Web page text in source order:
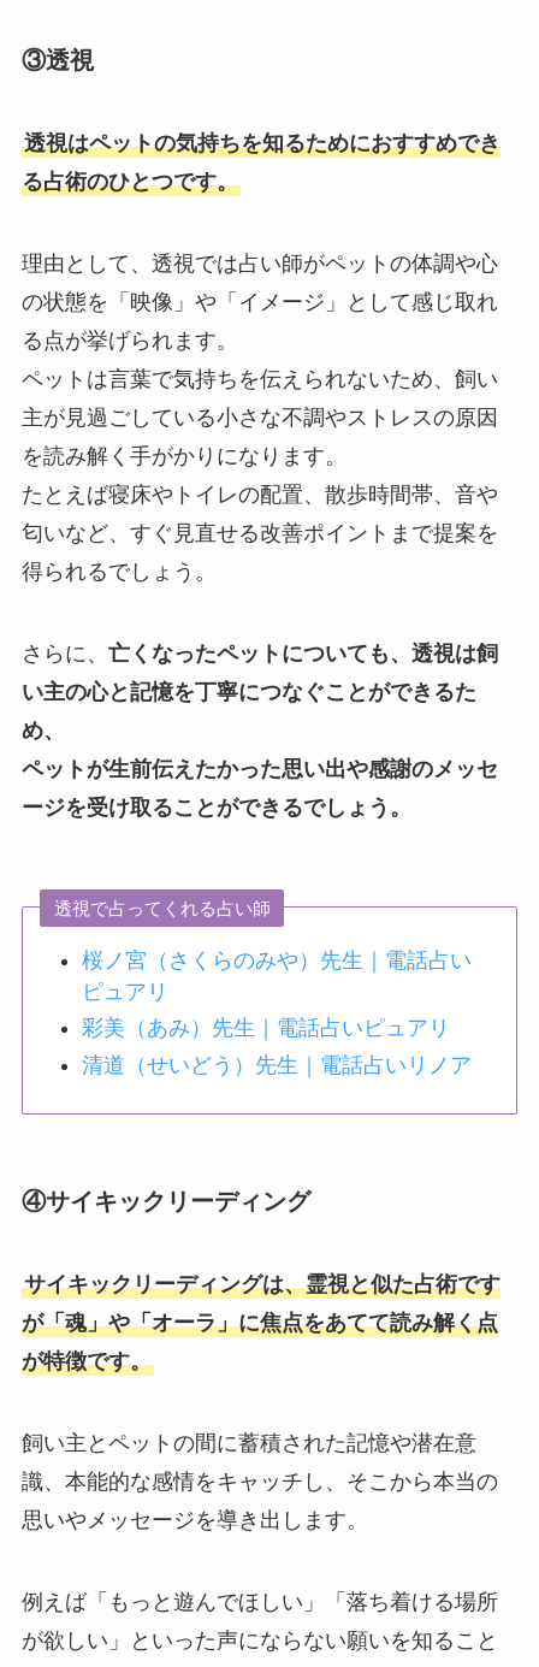
③透視
透視はペットの気持ちを知るためにおすすめでき
る占術のひとつです。
理由として、透視では占い師がペットの体調や心
の状態を「映像」や「イメージ」として感じ取れ
る点が挙げられます。
ペットは言葉で気持ちを伝えられないため、飼い
主が見過ごしている小さな不調やストレスの原因
を読み解く手がかりになります。
たとえば寝床やトイレの配置、散歩時間帯、音や
匂いなど、すぐ見直せる改善ポイントまで提案を
得られるでしょう。
さらに、 亡くなったペットについても、透視は飼
い主の心と記憶を丁寧につなぐことができるた
め、
ペットが生前伝えたかった思い出や感謝のメッセ
ージを受け取ることができるでしょう。
透視で占ってくれる占い師
桜ノ宮（さくらのみや）先生｜電話占い
ピュアリ
彩美（あみ）先生｜電話占いピュアリ
清道（せいどう）先生｜電話占いリノア
④サイキックリーディング
サイキックリーディングは、霊視と似た占術です
が「魂」や「オーラ」に焦点をあてて読み解く点
が特徴です。
飼い主とペットの間に蓄積された記憶や潜在意
識、本能的な感情をキャッチし、そこから本当の
思いやメッセージを導き出します。
例えば「もっと遊んでほしい」「落ち着ける場所
が欲しい」といった声にならない願いを知ること